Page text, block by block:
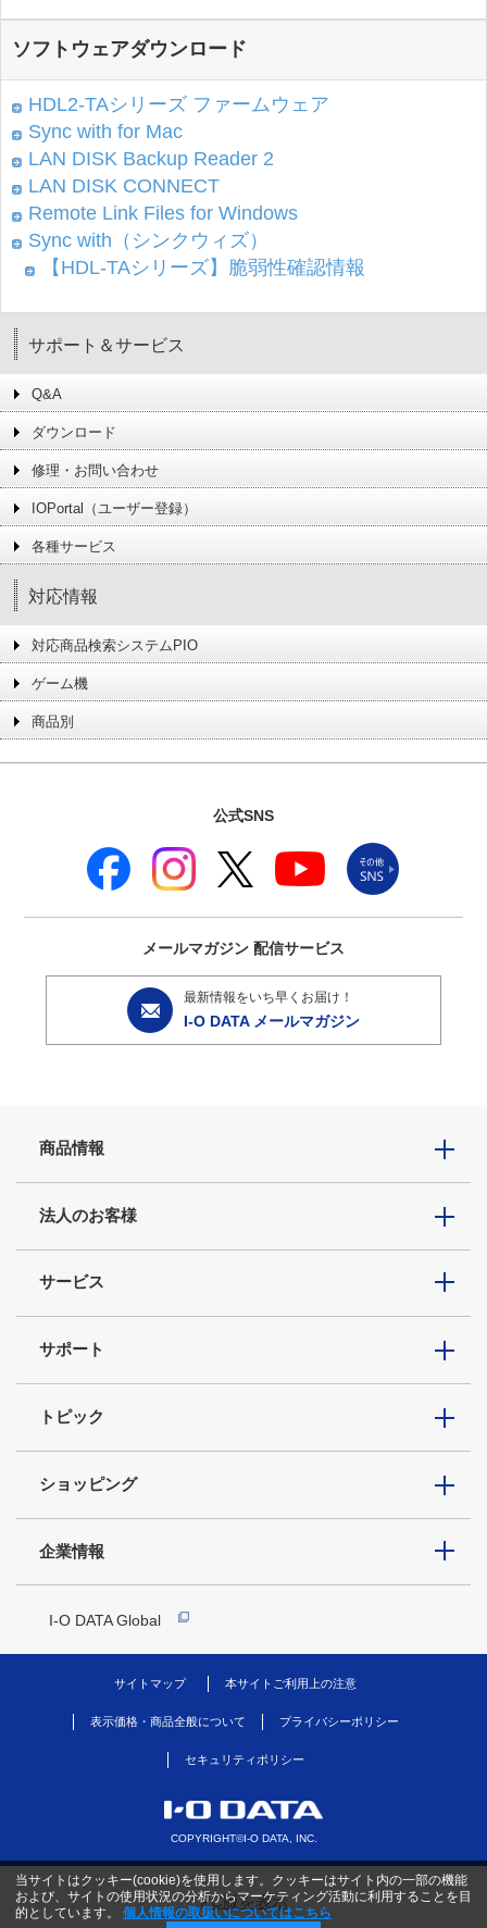
ソフトウェアダウンロード
HDL2-TAシリーズ ファームウェア
Sync with for Mac
LAN DISK Backup Reader 2
LAN DISK CONNECT
Remote Link Files for Windows
Sync with（シンクウィズ）
【HDL-TAシリーズ】脆弱性確認情報
サポート＆サービス
Q&A
ダウンロード
修理・お問い合わせ
IOPortal（ユーザー登録）
各種サービス
対応情報
対応商品検索システムPIO
ゲーム機
商品別
公式SNS
メールマガジン 配信サービス
最新情報をいち早くお届け！
I-O DATA メールマガジン
商品情報
法人のお客様
サービス
サポート
トピック
ショッピング
企業情報
I-O DATA Global
サイトマップ 本サイトご利用上の注意
表示価格・商品全般について プライバシーポリシー
セキュリティポリシー
COPYRIGHT©I-O DATA, INC.
当サイトはクッキー(cookie)を使用します。クッキーはサイト内の一部の機能
および、サイトの使用状況の分析からマーケティング活動に利用することを目
的としています。
個人情報の取扱いについてはこちら
PC版を表示